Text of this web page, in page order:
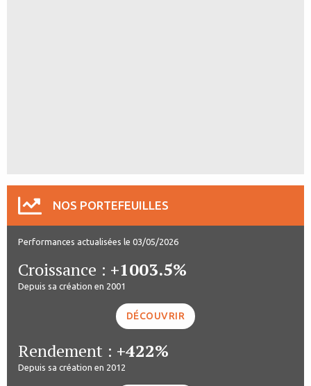
NOS PORTEFEUILLES
Performances actualisées le 03/05/2026
Croissance : +1003.5%
Depuis sa création en 2001
DÉCOUVRIR
Rendement : +422%
Depuis sa création en 2012